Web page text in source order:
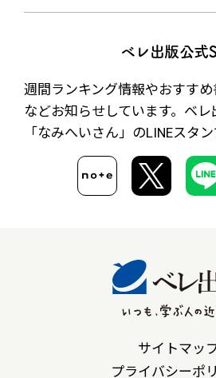
ベレ出版公式
週間ランキング情報やおすす
などお知らせしています。ベ
「なみへいさん」のLINEスタ
サイトマッ
プライバシーポ